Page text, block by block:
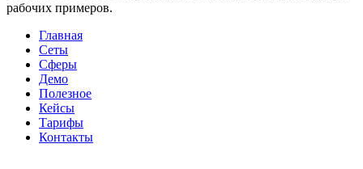
рабочих примеров.
Главная
Сеты
Сферы
Демо
Полезное
Кейсы
Тарифы
Контакты